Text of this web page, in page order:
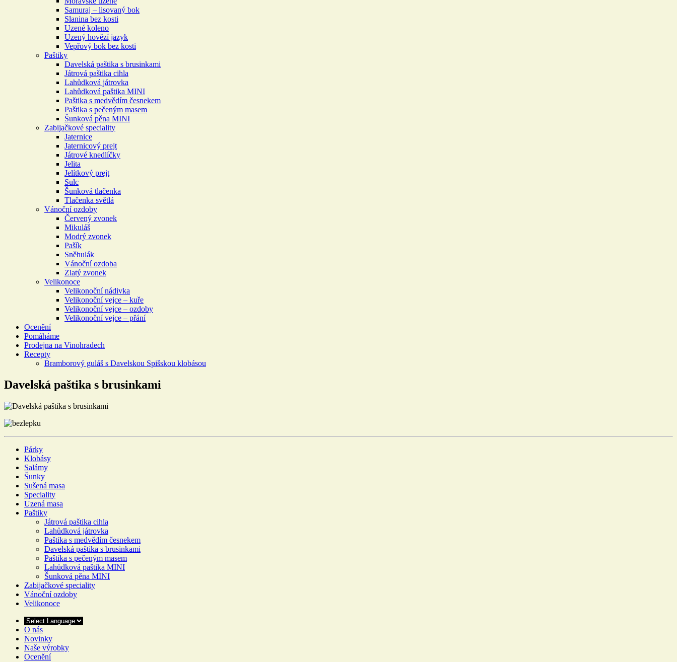
Samuraj – lisovaný bok
Slanina bez kosti
Uzené koleno
Uzený hovězí jazyk
Vepřový bok bez kosti
Paštiky
Davelská paštika s brusinkami
Játrová paštika cihla
Lahůdková játrovka
Lahůdková paštika MINI
Paštika s medvědím česnekem
Paštika s pečeným masem
Šunková pěna MINI
Zabijačkové speciality
Jaternice
Jaternicový prejt
Játrové knedlíčky
Jelita
Jelítkový prejt
Sulc
Šunková tlačenka
Tlačenka světlá
Vánoční ozdoby
Červený zvonek
Mikuláš
Modrý zvonek
Pašík
Sněhulák
Vánoční ozdoba
Zlatý zvonek
Velikonoce
Velikonoční nádivka
Velikonoční vejce – kuře
Velikonoční vejce – ozdoby
Velikonoční vejce – přání
Ocenění
Pomáháme
Prodejna na Vinohradech
Recepty
Bramborový guláš s Davelskou Spišskou klobásou
Davelská paštika s brusinkami
Párky
Klobásy
Salámy
Šunky
Sušená masa
Speciality
Uzená masa
Paštiky
Játrová paštika cihla
Lahůdková játrovka
Paštika s medvědím česnekem
Davelská paštika s brusinkami
Paštika s pečeným masem
Lahůdková paštika MINI
Šunková pěna MINI
Zabijačkové speciality
Vánoční ozdoby
Velikonoce
O nás
Novinky
Naše výrobky
Ocenění